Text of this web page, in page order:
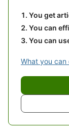
You get
You can
You can
What you